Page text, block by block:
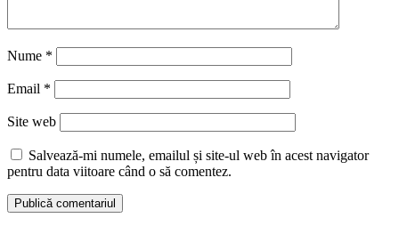
Nume *
Email *
Site web
Salvează-mi numele, emailul și site-ul web în acest navigator
pentru data viitoare când o să comentez.